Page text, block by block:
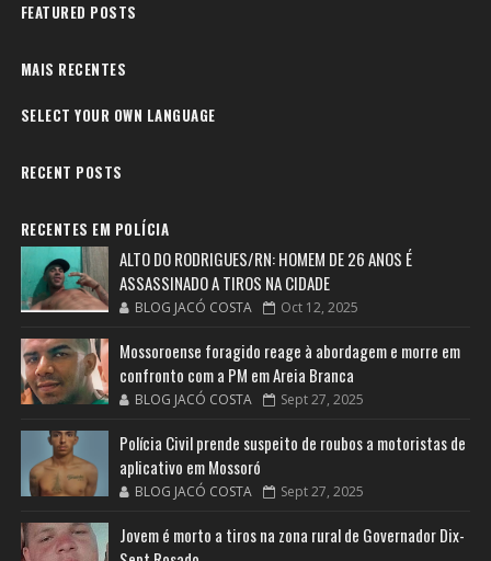
FEATURED POSTS
MAIS RECENTES
SELECT YOUR OWN LANGUAGE
RECENT POSTS
RECENTES EM POLÍCIA
ALTO DO RODRIGUES/RN: HOMEM DE 26 ANOS É
ASSASSINADO A TIROS NA CIDADE
BLOG JACÓ COSTA Oct 12, 2025
Mossoroense foragido reage à abordagem e morre em
confronto com a PM em Areia Branca
BLOG JACÓ COSTA Sept 27, 2025
Polícia Civil prende suspeito de roubos a motoristas de
aplicativo em Mossoró
BLOG JACÓ COSTA Sept 27, 2025
Jovem é morto a tiros na zona rural de Governador Dix-